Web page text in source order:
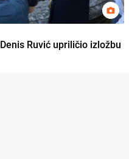
Ruvić upriličio izložbu